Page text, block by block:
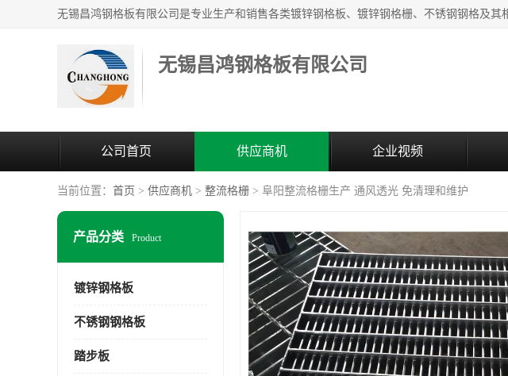
无锡昌鸿钢格板有限公司
公司首页 供应商机 企业视频
当前位置： 首页 > 供应商机 > 整流格栅 > 阜阳整流格栅生产 通风透光 免清理和维护
产品分类 Product
镀锌钢格板
不锈钢钢格板
踏步板